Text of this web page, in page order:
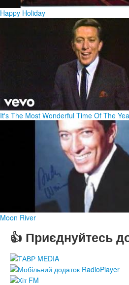
Happy Holiday
It's The Most Wonderful Time Of The
Moon River
👍 Приєднуйтесь